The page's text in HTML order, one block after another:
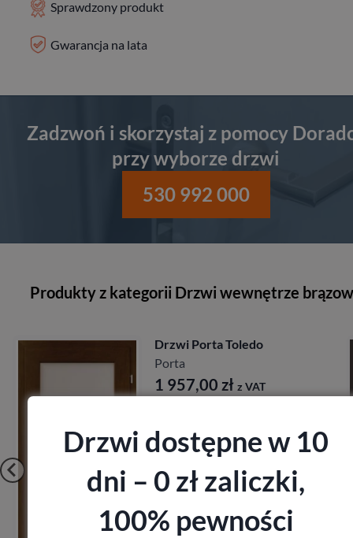
Sprawdzony produkt
Gwarancja na lata
Zadzwoń i skorzystaj z pomocy
przy wyborze drzwi
530 992 000
Produkty z kategorii Drzwi wewnętrze
Drzwi Porta Toledo
Porta
1 957,00 zł z VAT
Drzwi dostępne w 10
dni – 0 zł zaliczki,
100% pewności